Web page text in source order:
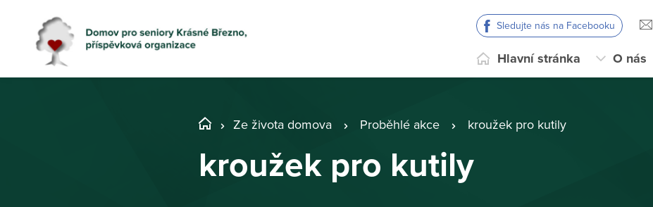
Sledujte nás na Facebooku
Hlavní stránka O nás
Ze života domova Proběhlé akce kroužek pro kutily
kroužek pro kutily